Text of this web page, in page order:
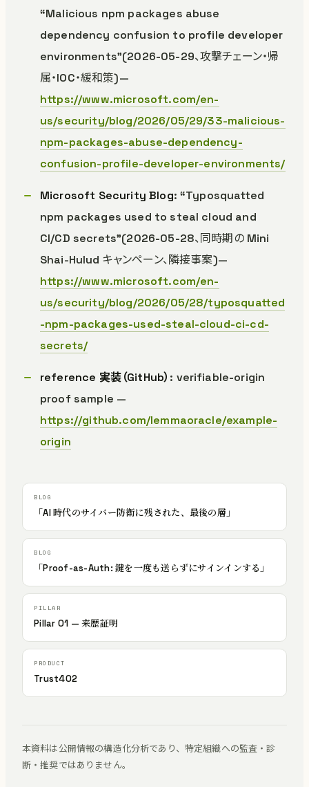
“Malicious npm packages abuse
dependency confusion to profile developer
environments”(2026-05-29、攻撃チェーン・帰
属・IOC・緩和策)—
https://www.microsoft.com/en-
us/security/blog/2026/05/29/33-malicious-
npm-packages-abuse-dependency-
confusion-profile-developer-environments/
Microsoft Security Blog: “Typosquatted
npm packages used to steal cloud and
CI/CD secrets”(2026-05-28、同時期の Mini
Shai-Hulud キャンペーン、隣接事案)—
https://www.microsoft.com/en-
us/security/blog/2026/05/28/typosquatted
-npm-packages-used-steal-cloud-ci-cd-
secrets/
reference 実装（GitHub） : verifiable-origin
proof sample —
https://github.com/lemmaoracle/example-
origin
「AI 時代のサイバー防衛に残された、最後の層」
「Proof-as-Auth: 鍵を一度も送らずにサインインする」
Pillar 01 — 来歴証明
Trust402
本資料は公開情報の構造化分析であり、特定組織への監査・診
断・推奨ではありません。